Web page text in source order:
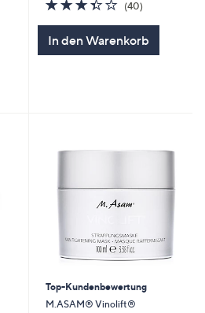
von
(40)
In den Warenkorb
Top-Kundenbewertung
M.ASAM® Vinolift®